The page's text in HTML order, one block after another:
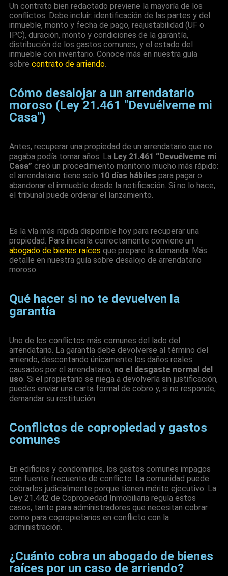
Un contrato bien redactado previene la mayoría de los
conflictos. Debe incluir: identificación de las partes y del
inmueble, monto y fecha de pago, reajustabilidad (UF o
IPC), duración, monto y condiciones de la garantía,
distribución de los gastos comunes, y el estado del
inmueble con inventario. Conoce más en nuestra guía
sobre contrato de arriendo.
Cómo desalojar a un arrendatario
moroso (Ley 21.461 "Devuélveme mi
Casa")
Antes, recuperar una propiedad de un arrendatario que no
pagaba podía tomar años. La Ley 21.461 “Devuélveme mi
Casa” creó un procedimiento monitorio mucho más rápido:
el arrendatario tiene solo 10 días hábiles para pagar o
abandonar el inmueble desde la notificación. Si no lo hace,
el tribunal puede ordenar el lanzamiento.
Es la vía más rápida disponible hoy para recuperar una
propiedad. Para iniciarla correctamente conviene un
abogado de bienes raíces que prepare la demanda. Más
detalle en nuestra guía sobre desalojo de arrendatario
moroso.
Qué hacer si no te devuelven la
garantía
Uno de los conflictos más comunes del lado del
arrendatario. La garantía debe devolverse al término del
arriendo, descontando únicamente los daños reales
causados por el arrendatario, no el desgaste normal del
uso. Si el propietario se niega a devolverla sin justificación,
puedes enviar una carta formal de cobro y, si no responde,
demandar su restitución.
Conflictos de copropiedad y gastos
comunes
En edificios y condominios, los gastos comunes impagos
son fuente frecuente de conflicto. La comunidad puede
cobrarlos judicialmente porque tienen mérito ejecutivo. La
Ley 21.442 de Copropiedad Inmobiliaria regula estos
casos, tanto para administradores que necesitan cobrar
como para copropietarios en conflicto con la
administración.
¿Cuánto cobra un abogado de bienes
raíces por un caso de arriendo?